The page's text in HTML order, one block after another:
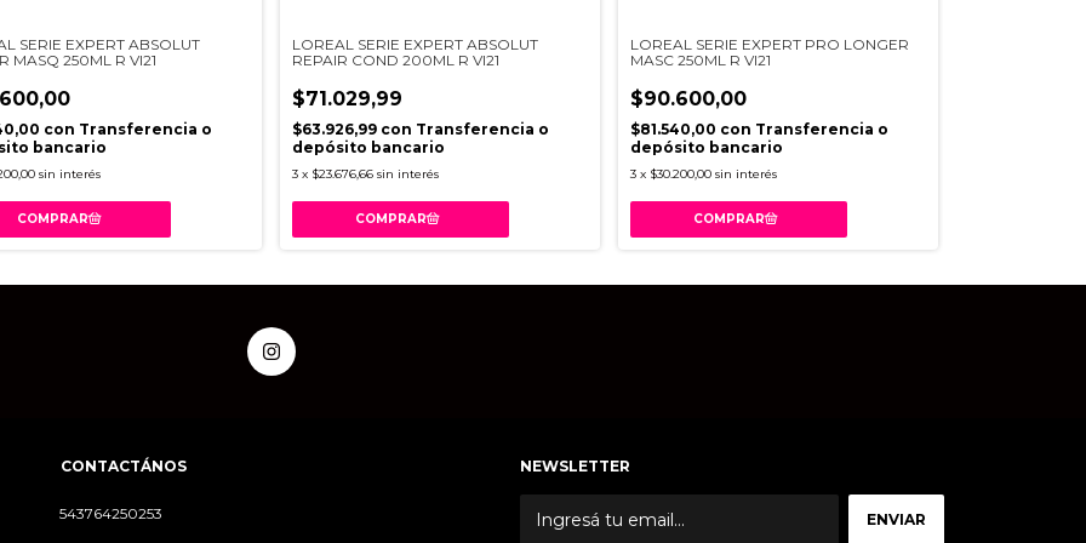
SERIE EXPERT ABSOLUT
MASQ 250ML R VI21
con Transferencia o
bancario
sin interés
LOREAL SERIE EXPERT ABSOLUT
REPAIR COND 200ML R VI21
$71.029,99
$63.926,99 con Transferencia o
depósito bancario
3 x $23.676,66 sin interés
LOREAL SERIE EXPERT PRO LONGER
MASC 250ML R VI21
$90.600,00
$81.540,00 con Transferencia o
depósito bancario
3 x $30.200,00 sin interés
CONTACTÁNOS
543764250253
NEWSLETTER